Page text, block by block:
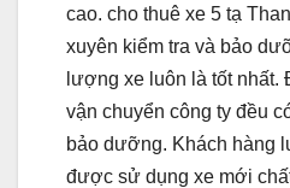
cao. cho thuê xe 5 tạ
xuyên kiểm tra và bảo
lượng xe luôn là tốt nhất.
vận chuyển công ty đều
bảo dưỡng. Khách hàng
được sử dụng xe mới